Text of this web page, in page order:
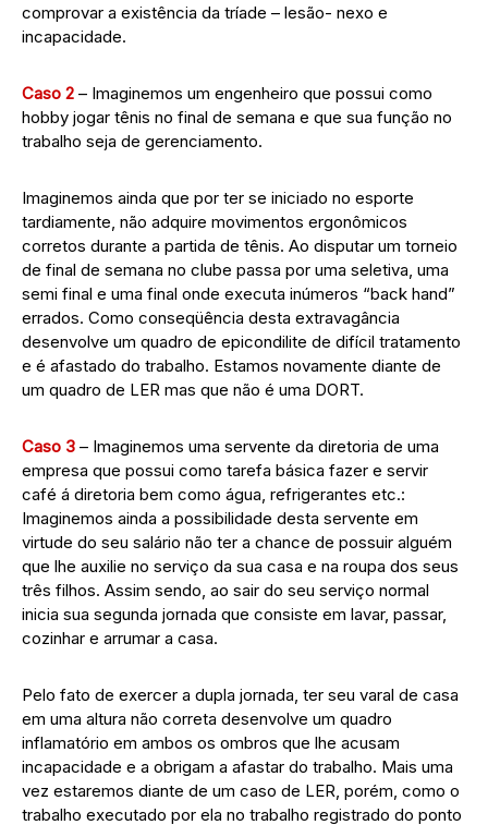
comprovar a existência da tríade – lesão- nexo e
incapacidade.
Caso 2 – Imaginemos um engenheiro que possui como
hobby jogar tênis no final de semana e que sua função no
trabalho seja de gerenciamento.
Imaginemos ainda que por ter se iniciado no esporte
tardiamente, não adquire movimentos ergonômicos
corretos durante a partida de tênis. Ao disputar um torneio
de final de semana no clube passa por uma seletiva, uma
semi final e uma final onde executa inúmeros “back hand”
errados. Como conseqüência desta extravagância
desenvolve um quadro de epicondilite de difícil tratamento
e é afastado do trabalho. Estamos novamente diante de
um quadro de LER mas que não é uma DORT.
Caso 3 – Imaginemos uma servente da diretoria de uma
empresa que possui como tarefa básica fazer e servir
café á diretoria bem como água, refrigerantes etc.:
Imaginemos ainda a possibilidade desta servente em
virtude do seu salário não ter a chance de possuir alguém
que lhe auxilie no serviço da sua casa e na roupa dos seus
três filhos. Assim sendo, ao sair do seu serviço normal
inicia sua segunda jornada que consiste em lavar, passar,
cozinhar e arrumar a casa.
Pelo fato de exercer a dupla jornada, ter seu varal de casa
em uma altura não correta desenvolve um quadro
inflamatório em ambos os ombros que lhe acusam
incapacidade e a obrigam a afastar do trabalho. Mais uma
vez estaremos diante de um caso de LER, porém, como o
trabalho executado por ela no trabalho registrado do ponto